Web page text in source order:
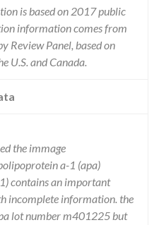
is based on 2017 public
information comes from
Review Panel, based on
U.S. and Canada.
the immage
a-1 (apa)
contains an important
incomplete information. the
lot number m401225 but